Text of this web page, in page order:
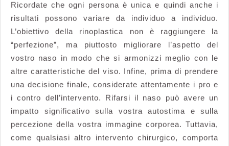
Ricordate che ogni persona è unica e quindi anche i
risultati possono variare da individuo a individuo.
L’obiettivo della rinoplastica non è raggiungere la
“perfezione”, ma piuttosto migliorare l’aspetto del
vostro naso in modo che si armonizzi meglio con le
altre caratteristiche del viso. Infine, prima di prendere
una decisione finale, considerate attentamente i pro e
i contro dell’intervento. Rifarsi il naso può avere un
impatto significativo sulla vostra autostima e sulla
percezione della vostra immagine corporea. Tuttavia,
come qualsiasi altro intervento chirurgico, comporta